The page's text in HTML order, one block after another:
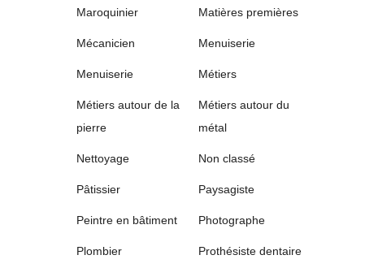
Maroquinier Matières premières
Mécanicien Menuiserie
Menuiserie Métiers
Métiers autour de la
pierre
Métiers autour du
métal
Nettoyage Non classé
Pâtissier Paysagiste
Peintre en bâtiment Photographe
Plombier Prothésiste dentaire